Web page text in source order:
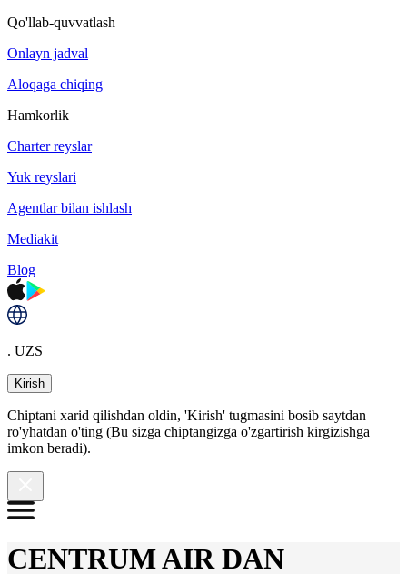
Qo'llab-quvvatlash
Onlayn jadval
Aloqaga chiqing
Hamkorlik
Charter reyslar
Yuk reyslari
Agentlar bilan ishlash
Mediakit
Blog
. UZS
Kirish
Chiptani xarid qilishdan oldin, 'Kirish' tugmasini bosib saytdan
ro'yhatdan o'ting (Bu sizga chiptangizga o'zgartirish kirgizishga
imkon beradi).
CENTRUM AIR DAN